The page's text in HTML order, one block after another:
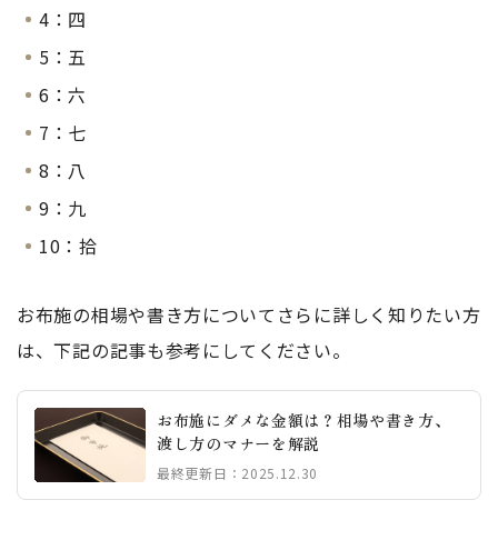
4：四
5：五
6：六
7：七
8：八
9：九
10：拾
お布施の相場や書き方についてさらに詳しく知りたい方
は、下記の記事も参考にしてください。
お布施にダメな金額は？相場や書き方、
渡し方のマナーを解説
最終更新日：2025.12.30